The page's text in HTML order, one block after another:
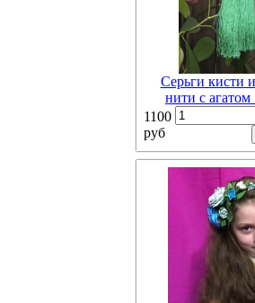
Серьги кисти
нити с
1100
руб